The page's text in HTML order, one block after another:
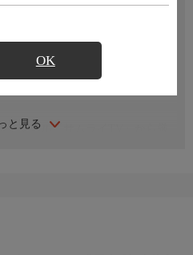
OK
と見る
レンダー登録
ャンネル「サムライTV」から厳